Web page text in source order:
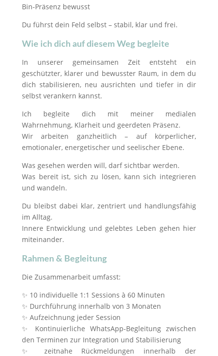
Bin-Präsenz bewusst
Du führst dein Feld selbst – stabil, klar und frei.
Wie ich dich auf diesem Weg begleite
In unserer gemeinsamen Zeit entsteht ein
geschützter, klarer und bewusster Raum, in dem du
dich stabilisieren, neu ausrichten und tiefer in dir
selbst verankern kannst.
Ich begleite dich mit meiner medialen
Wahrnehmung, Klarheit und geerdeten Präsenz.
Wir arbeiten ganzheitlich – auf körperlicher,
emotionaler, energetischer und seelischer Ebene.
Was gesehen werden will, darf sichtbar werden.
Was bereit ist, sich zu lösen, kann sich integrieren
und wandeln.
Du bleibst dabei klar, zentriert und handlungsfähig
im Alltag.
Innere Entwicklung und gelebtes Leben gehen hier
miteinander.
Rahmen & Begleitung
Die Zusammenarbeit umfasst:
✨ 10 individuelle 1:1 Sessions à 60 Minuten
✨ Durchführung innerhalb von 3 Monaten
✨ Aufzeichnung jeder Session
✨ Kontinuierliche WhatsApp-Begleitung zwischen
den Terminen zur Integration und Stabilisierung
✨ zeitnahe Rückmeldungen innerhalb der